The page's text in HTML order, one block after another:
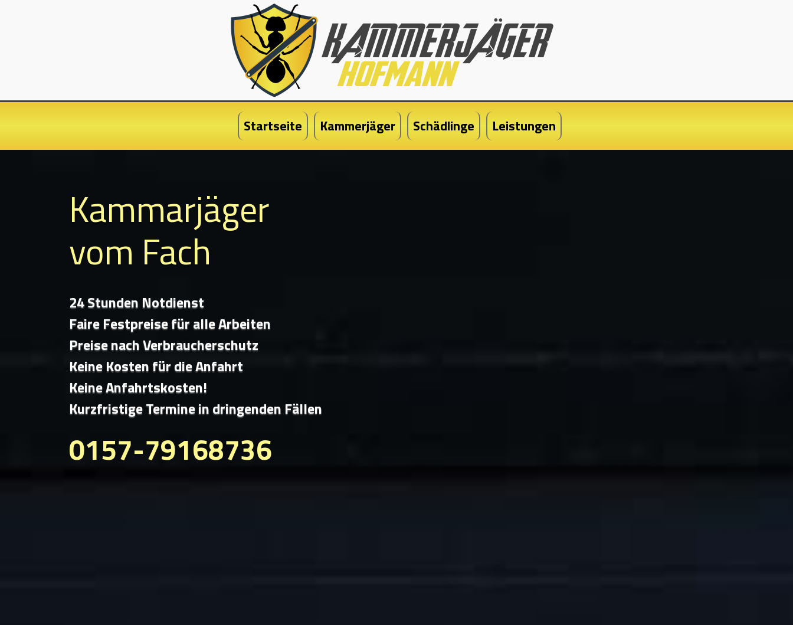
Startseite Kammerjäger Schädlinge Leistungen
Kammarjäger
vom Fach
24 Stunden Notdienst
Faire Festpreise für alle Arbeiten
Preise nach Verbraucherschutz
Keine Kosten für die Anfahrt
Keine Anfahrtskosten!
Kurzfristige Termine in dringenden Fällen
0157-79168736